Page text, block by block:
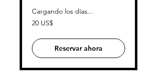
Cargando los días...
20
dólares
20 US$
Reservar ahora